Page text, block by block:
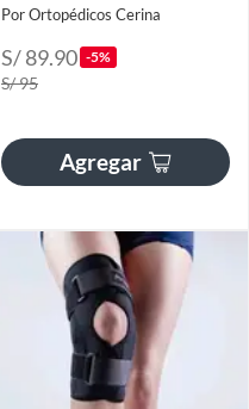
Por Ortopédicos Cerina
S/ 89.90 -5%
S/ 95
Agregar